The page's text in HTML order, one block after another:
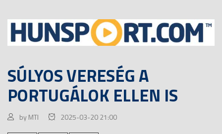
SÚLYOS VERESÉG A
PORTUGÁLOK ELLEN IS
by MTI 2025-03-20 21:00